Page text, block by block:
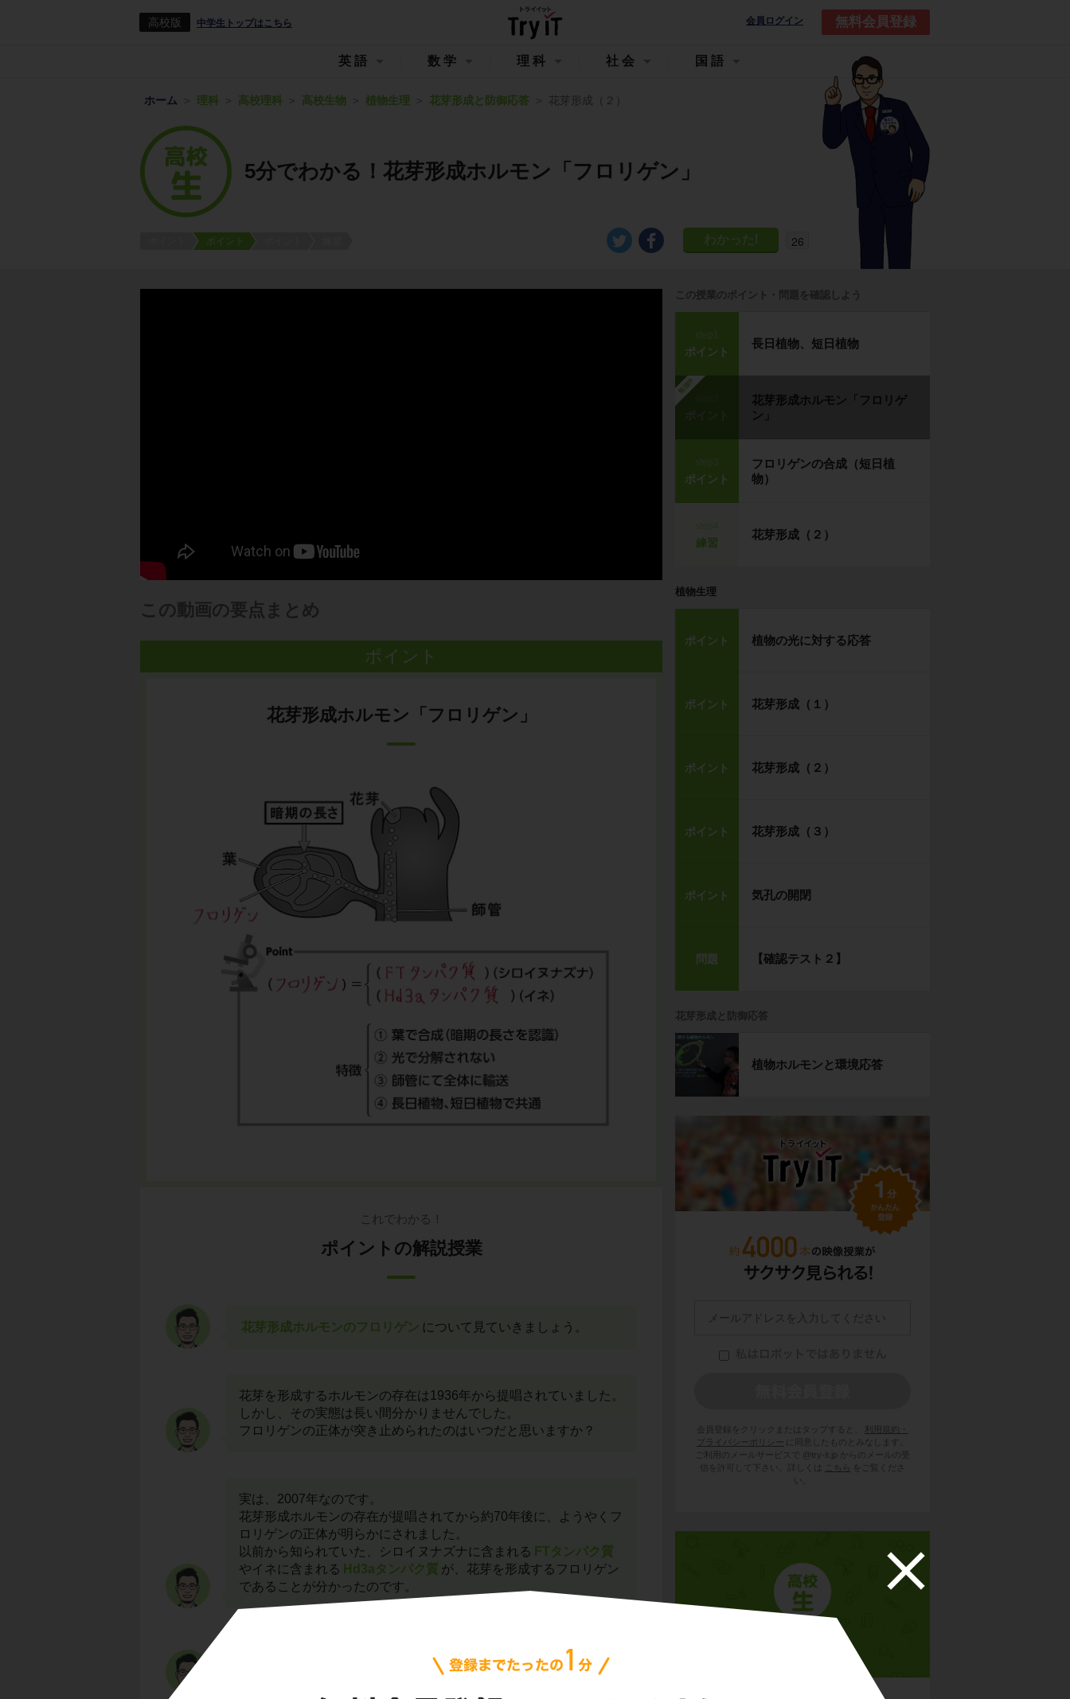
高校版 中学生トップはこちら 会員ログイン 無料会員登録
英語 数学 理科 社会 国語
ホーム 理科 高校理科 高校生物 植物生理 花芽形成と防御応答 花芽形成（２）
5分でわかる！花芽形成ホルモン「フロリゲン」
ポイント 26
この動画の要点まとめ
ポイント
花芽形成ホルモン「フロリゲン」
これでわかる！
ポイントの解説授業
花芽形成ホルモンのフロリゲン について見ていきましょう。
花芽を形成するホルモンの存在は1936年から提唱されていました。
しかし、その実態は長い間分かりませんでした。
フロリゲンの正体が突き止められたのはいつだと思いますか？
実は、2007年なのです。
花芽形成ホルモンの存在が提唱されてから約70年後に、ようやくフ
ロリゲンの正体が明らかにされました。
以前から知られていた、シロイヌナズナに含まれる FTタンパク質
やイネに含まれる Hd3aタンパク質 が、花芽を形成するフロリゲン
であることが分かったのです。
であり、 や
Hd3aタ
といった種類があることを覚えておきましょう。
この授業のポイント・問題を確認しよう
step1
ポイント
長日植物、短日植物
勉強中
ポイント
花芽形成ホルモン「フロリゲ
ン」
step3
ポイント
フロリゲンの合成（短日植
物）
練習
花芽形成（２）
植物生理
ポイント 植物の光に対する応答
ポイント 花芽形成（１）
ポイント 花芽形成（２）
ポイント 花芽形成（３）
ポイント 気孔の開閉
問題 【確認テスト２】
花芽形成と防御応答
植物ホルモンと環境応答
会員登録をクリックまたはタップすると、
利用規約・
プライバシーポリシー
に同意したものとみなします。
ご利用のメールサービスで @try-it.jp からのメールの受
信を許可して下さい。詳しくは
こちら
をご覧くださ
い。